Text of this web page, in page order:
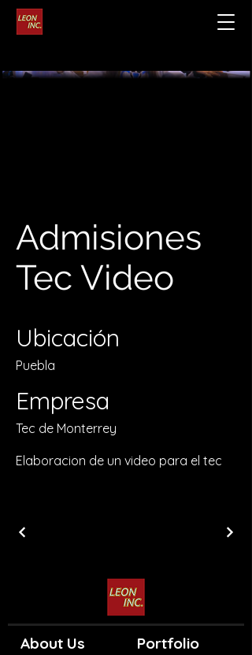
Admisiones
Tec Video
Ubicación
Puebla
Empresa
Tec de Monterrey
Elaboracion de un video para el tec
About Us Portfolio